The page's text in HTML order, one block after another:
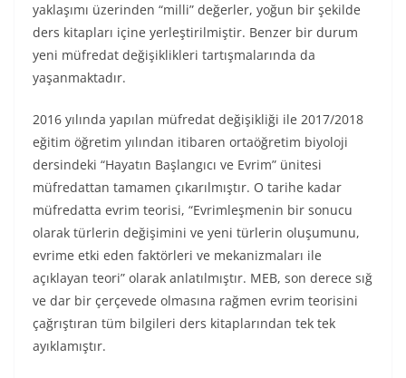
yaklaşımı üzerinden “milli” değerler, yoğun bir şekilde
ders kitapları içine yerleştirilmiştir. Benzer bir durum
yeni müfredat değişiklikleri tartışmalarında da
yaşanmaktadır.
2016 yılında yapılan müfredat değişikliği ile 2017/2018
eğitim öğretim yılından itibaren ortaöğretim biyoloji
dersindeki “Hayatın Başlangıcı ve Evrim” ünitesi
müfredattan tamamen çıkarılmıştır. O tarihe kadar
müfredatta evrim teorisi, “Evrimleşmenin bir sonucu
olarak türlerin değişimini ve yeni türlerin oluşumunu,
evrime etki eden faktörleri ve mekanizmaları ile
açıklayan teori” olarak anlatılmıştır. MEB, son derece sığ
ve dar bir çerçevede olmasına rağmen evrim teorisini
çağrıştıran tüm bilgileri ders kitaplarından tek tek
ayıklamıştır.